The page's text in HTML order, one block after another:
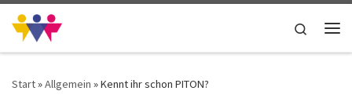
Zum Inhalt springen
Search
Start»Allgemein »Kennt ihr schon PITON?